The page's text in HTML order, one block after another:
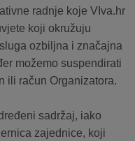
radnje koje VIva.hr
koji okružuju
ozbiljna i značajna
možemo suspendirati
ili račun Organizatora.
sadržaj, iako
zajednice, koji